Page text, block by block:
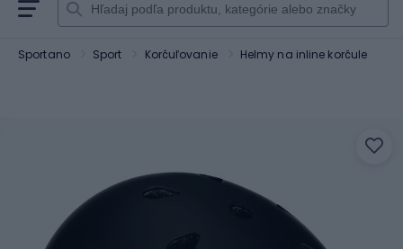
Sportano Sport Korčuľovanie Helmy na inline korčule